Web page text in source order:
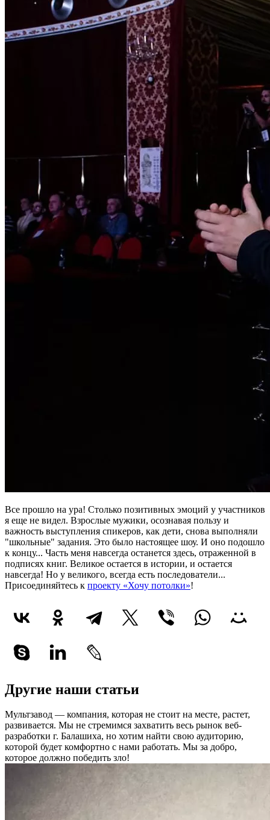
Все прошло на ура! Столько позитивных эмоций у участников
я еще не видел. Взрослые мужики, осознавая пользу и
важность выступления спикеров, как дети, снова выполняли
"школьные" задания. Это было настоящее шоу. И оно подошло
к концу... Часть меня навсегда останется здесь, отраженной в
подписях книг. Великое остается в истории, и остается
навсегда! Но у великого, всегда есть последователи...
Присоединяйтесь к проекту «Хочу потолки»!
Другие наши статьи
Мультзавод — компания, которая не стоит на месте, растет,
развивается. Мы не стремимся захватить весь рынок веб-
разработки г. Балашиха, но хотим найти свою аудиторию,
которой будет комфортно с нами работать. Мы за добро,
которое должно победить зло!